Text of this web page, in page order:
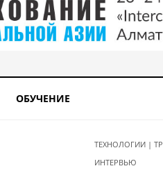
ОБУЧЕНИЕ
ТЕХНОЛОГИИ |
ИНТЕРВЬЮ